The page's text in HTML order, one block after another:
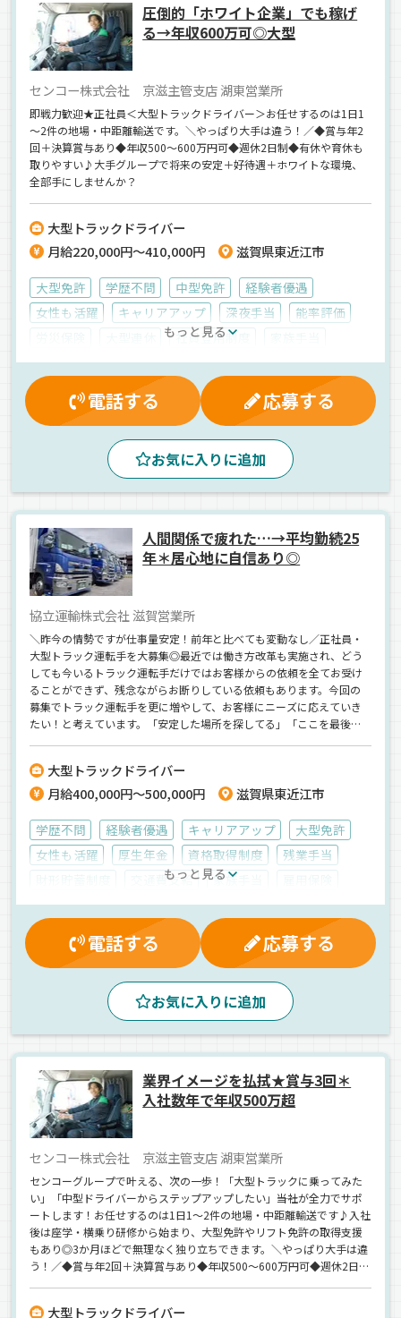
圧倒的「ホワイト企業」でも稼げ
る→年収600万可◎大型
センコー株式会社 京滋主管支店 湖東営業所
即戦力歓迎★正社員＜大型トラックドライバー＞お任せするのは1日1
～2件の地場・中距離輸送です。＼やっぱり大手は違う！／◆賞与年2
回＋決算賞与あり◆年収500～600万円可◆週休2日制◆有休や育休も
取りやすい♪大手グループで将来の安定＋好待遇＋ホワイトな環境、
全部手にしませんか？
大型トラックドライバー
月給220,000円～410,000円
滋賀県東近江市
大型免許 学歴不問 中型免許
経験者優遇
女性も活躍
キャリアアップ 深夜手当
能率評価
社員登用制度
賞与
健康保険 資格取得制度
表彰制度
交通費支給
昇給 再雇用制度
休日出勤割増金
決算賞与 有給休暇
厚生年金
退職金制度
制服・作業着貸与
マイカー通勤可
朝 早朝 昼 夕方
カーナビ搭載
拠点多数
ドライブレコーダー
エアサス
地場 中距離
AT可
バックアイモニター装備
建材 重量物
平ボディ車
正社員
もっと見る
電話する 応募する
お気に入りに追加
人間関係で疲れた…→平均勤続25
年＊居心地に自信あり◎
協立運輸株式会社 滋賀営業所
＼昨今の情勢ですが仕事量安定！前年と比べても変動なし／正社員・
大型トラック運転手を大募集◎最近では働き方改革も実施され、どう
しても今いるトラック運転手だけではお客様からの依頼を全てお受け
ることができず、残念ながらお断りしている依頼もあります。今回の
募集でトラック運転手を更に増やして、お客様にニーズに応えていき
たい！と考えています。「安定した場所を探してる」「ここを最後の
ことも可能／都合さえあえば、次の日から勤務OK！
大型トラックドライバー
月給400,000円～500,000円
滋賀県東近江市
学歴不問 経験者優遇 キャリアアップ
大型免許
女性も活躍
厚生年金 資格取得制度
残業手当
交通費支給 家族手当
大型連休
社内イベント 退職金制度
有給休暇
休日出勤割増金
健康保険
制服・作業着貸与
労災保険
昇給 業務手当 マイカー通勤可
賞与
早朝 朝 昼 真夜中 夜
ジョロダー・ジョルダー
庫内作業員募集
1人1台専用車
パレット輸送
バックアイモニター装備
AT可
ルート配送
ETC搭載
長距離 中距離 手積み 冷凍品
食品
菓子
冷蔵・冷凍車 正社員
もっと見る
電話する 応募する
お気に入りに追加
業界イメージを払拭★賞与3回＊
入社数年で年収500万超
センコー株式会社 京滋主管支店 湖東営業所
センコーグループで叶える、次の一歩！「大型トラックに乗ってみた
い」「中型ドライバーからステップアップしたい」――当社が全力でサポ
ートします！お任せするのは1日1～2件の地場・中距離輸送です♪入社
後は座学・横乗り研修から始まり、大型免許やリフト免許の取得支援
もあり◎3か月ほどで無理なく独り立ちできます。＼やっぱり大手は違
う！／◆賞与年2回＋決算賞与あり◆年収500～600万円可◆週休2日制
大型トラックドライバー